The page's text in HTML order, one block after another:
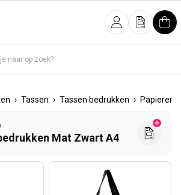
InloggenOfferte
› Tassen › Tassen bedrukken › Papieren
Mat Zwart A4